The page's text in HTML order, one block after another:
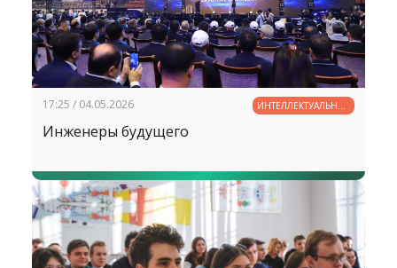
17:25 / 04.05.2026
ИНТЕЛЛЕКТУАЛЬНЫЙ
ПОТЕНЦИАЛ
Инженеры будущего